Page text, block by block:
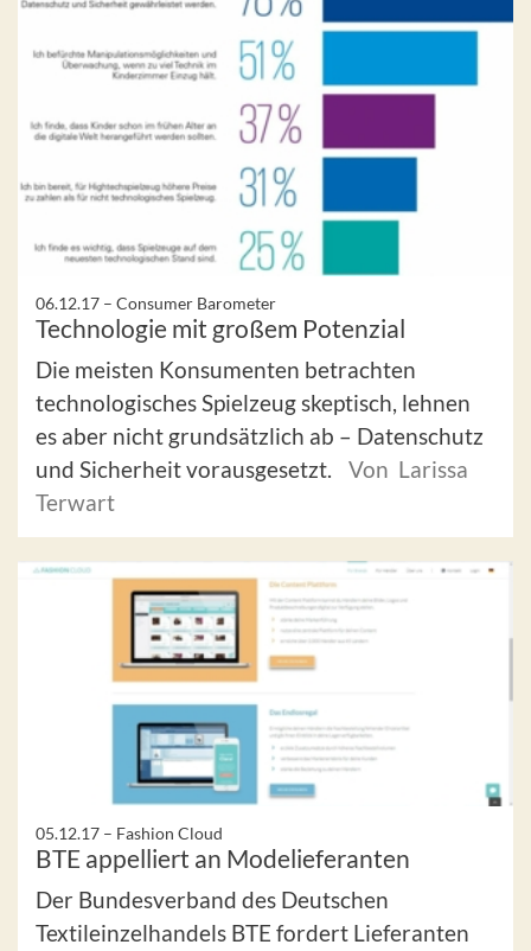
06.12.17 – Consumer Barometer
Technologie mit großem Potenzial
Die meisten Konsumenten betrachten
technologisches Spielzeug skeptisch, lehnen
es aber nicht grundsätzlich ab – Datenschutz
und Sicherheit vorausgesetzt.
Von Larissa
Terwart
05.12.17 – Fashion Cloud
BTE appelliert an Modelieferanten
Der Bundesverband des Deutschen
Textileinzelhandels BTE fordert Lieferanten